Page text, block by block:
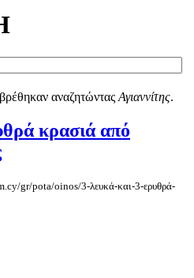
αναζητώντας Αγιαννίτης.
κρασιά από
gr/pota/oinos/3-λευκά-και-3-ερυθρά-